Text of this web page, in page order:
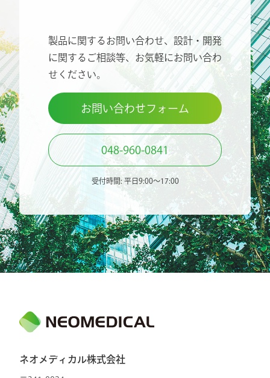
製品に関するお問い合わせ、設計・開発
に関するご相談等、 お気軽にお問い合わ
せください。
お問い合わせフォーム
048-960-0841
受付時間: 平日9:00〜17:00
ネオメディカル株式会社